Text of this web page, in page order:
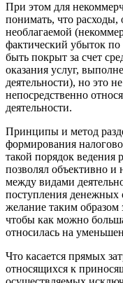
При этом для
понимать, что расходы,
необлагаемой
фактический убыток по
быть покрыт за счет
оказания услуг,
деятельности), но это
непосредственно
деятельности.
Принципы и метод
формирования
такой порядок ведения
позволял объективно и
между видами
поступления денежных
желание таким образом
чтобы как можно
относилась на
Что касается прямых
относящихся к